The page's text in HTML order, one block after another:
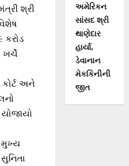
શ્રી
કરોડ
ખર્ચે
અને
મુખ્ય
અમેરિકન
સાંસદ શ્રી
થાણેદાર
હાર્યા,
ડેવાનાન
મેકકિનીની
જીત